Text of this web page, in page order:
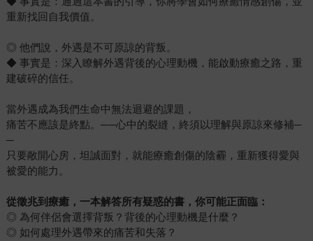
重新找回自我價值。
◎ 他們說，外遇是不可原諒的背叛。
◆ 事實是：深入瞭解外遇背後的心理動機，能啟動療癒之路，重
建破碎的信任。
當外遇成為我們生命中無法迴避的課題，
痛苦不應該是終點。──心中的裂縫，終須以理解與原諒來修補─
─
只要敞開心房，坦誠面對，就能療癒創傷的陰霾，重新獲得愛與
被愛的能力。
從徵兆到療癒，一本解答所有疑惑的書，你可能正面臨：
◎ 為何伴侶會選擇背叛？背後的心理動機是什麼？
◎ 如何處理外遇帶來的痛苦和失落？